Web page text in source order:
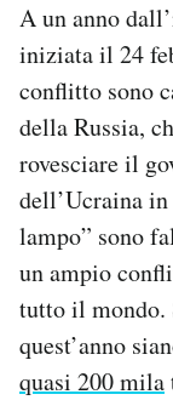
Area
Newsletter
Notifiche
Hai bisogno
Esci
A un anno
iniziata il 24
conflitto sono
della Russia,
rovesciare il
dell’Ucraina in
lampo” sono
un ampio
tutto il
quest’anno
quasi 200 mila